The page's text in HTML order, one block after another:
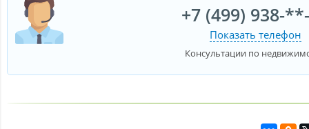
+7 (499) 938-
Показать телефон
Консультации по